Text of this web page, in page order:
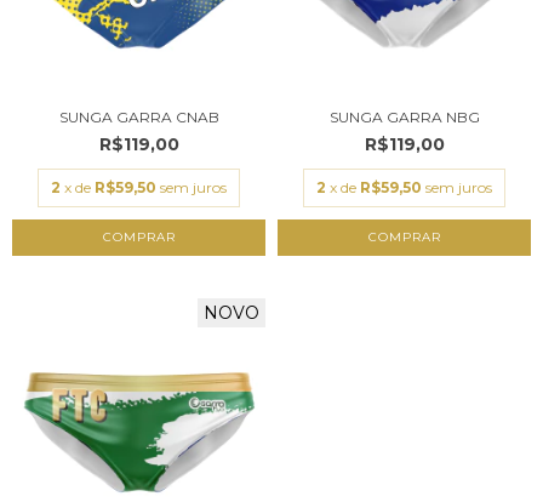
SUNGA GARRA CNAB
R$119,00
2 x de R$59,50 sem juros
COMPRAR
SUNGA GARRA NBG
R$119,00
2 x de R$59,50 sem juros
COMPRAR
NOVO